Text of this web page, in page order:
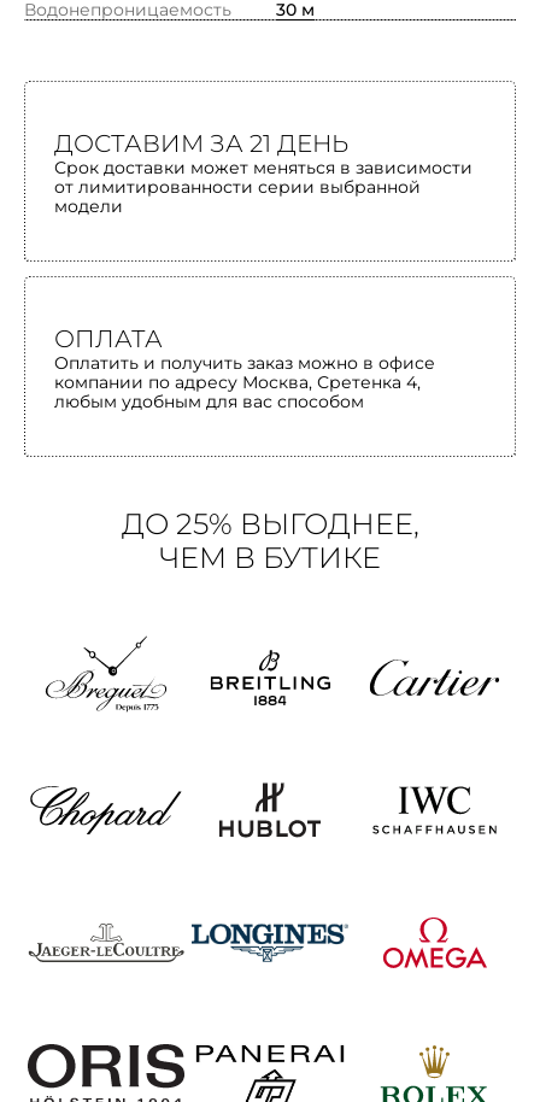
Водонепроницаемость
30 м
ДОСТАВИМ ЗА 21 ДЕНЬ
Срок доставки может меняться в зависимости
от лимитированности серии выбранной
модели
ОПЛАТА
Оплатить и получить заказ можно в офисе
компании по адресу Москва, Сретенка 4,
любым удобным для вас способом
ДО 25% ВЫГОДНЕЕ,
ЧЕМ В БУТИКЕ